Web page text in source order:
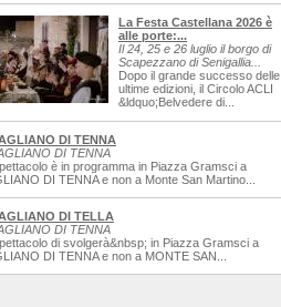
La Festa Castellana 2026 è
alle porte:...
Il 24, 25 e 26 luglio il borgo di
Scapezzano di Senigallia...
Dopo il grande successo delle
ultime edizioni, il Circolo ACLI
&ldquo;Belvedere di...
DI TENNA
DI TENNA
è in programma in Piazza Gramsci a
DI TENNA e non a Monte San Martino...
DI TELLA
DI TENNA
di svolgerà&nbsp; in Piazza Gramsci a
DI TENNA e non a MONTE SAN...